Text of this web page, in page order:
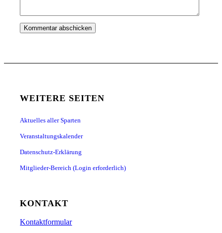
WEITERE SEITEN
Aktuelles aller Sparten
Veranstaltungskalender
Datenschutz-Erklärung
Mitglieder-Bereich (Login erforderlich)
KONTAKT
Kontaktformular